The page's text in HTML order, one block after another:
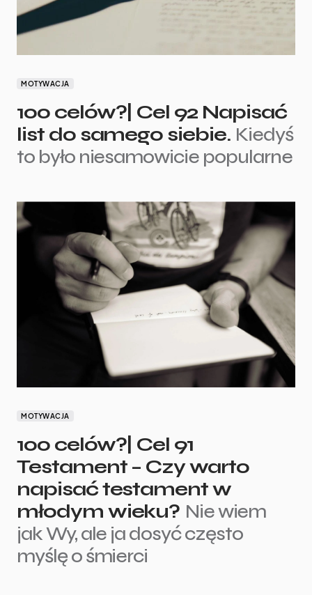
MOTYWACJA
100 celów?| Cel 92 Napisać
list do samego siebie. Kiedyś
to było niesamowicie popularne
MOTYWACJA
100 celów?| Cel 91
Testament – Czy warto
napisać testament w
młodym wieku? Nie wiem
jak Wy, ale ja dosyć często
myślę o śmierci